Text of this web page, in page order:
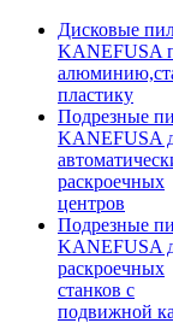
Дисковые
KANEFUSA
пластику
Подрезные
KANEFUSA
раскроечных
центров
Подрезные
KANEFUSA
раскроечных
станков с
подвижной